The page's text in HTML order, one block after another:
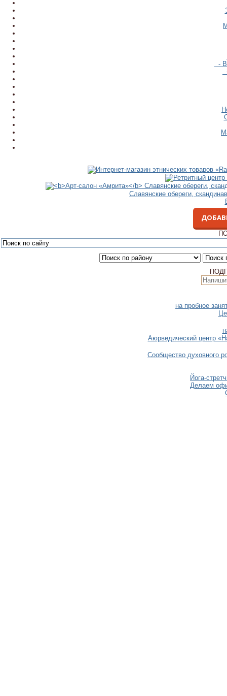
-
Славянские обереги,
на пробное
Аюрведический центр
Сообщество духовного
Йога-
Делаем